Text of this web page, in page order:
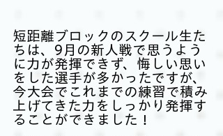
短距離ブロックのスクール生た
ちは、9月の新人戦で思うよう
に力が発揮できず、悔しい思い
をした選手が多かったですが、
今大会でこれまでの練習で積み
上げてきた力をしっかり発揮す
ることができました！